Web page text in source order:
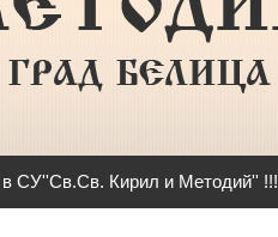
в СУ''Св.Св. Кирил и Методий'' !!!